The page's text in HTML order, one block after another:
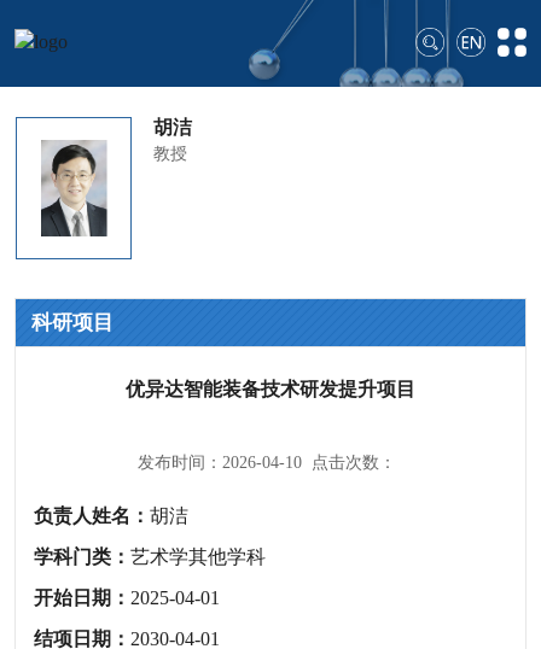
胡洁
教授
科研项目
优异达智能装备技术研发提升项目
发布时间：2026-04-10 点击次数：
负责人姓名：胡洁
学科门类：艺术学其他学科
开始日期： 2025-04-01
结项日期： 2030-04-01